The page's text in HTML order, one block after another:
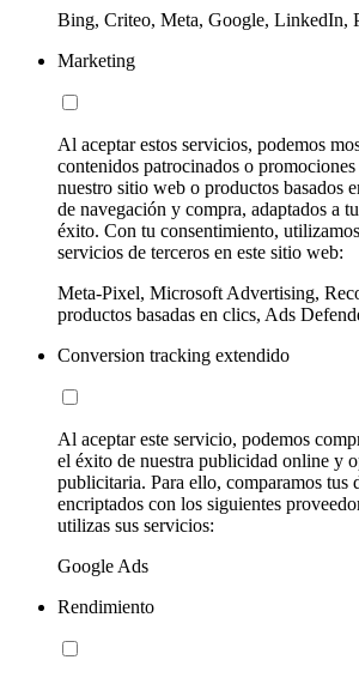
Bing, Criteo, Meta, Google, LinkedIn,
Marketing
Al aceptar estos servicios, podemos
contenidos patrocinados o promociones
nuestro sitio web o productos basados
de navegación y compra, adaptados a
éxito. Con tu consentimiento,
servicios de terceros en este sitio web:
Meta-Pixel, Microsoft Advertising,
productos basadas en clics, Ads
Conversion tracking extendido
Al aceptar este servicio, podemos
el éxito de nuestra publicidad online y
publicitaria. Para ello, comparamos tus
encriptados con los siguientes
utilizas sus servicios:
Google Ads
Rendimiento